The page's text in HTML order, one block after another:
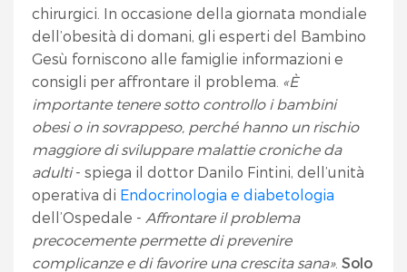
chirurgici. In occasione della giornata mondiale
dell’obesità di domani, gli esperti del Bambino
Gesù forniscono alle famiglie informazioni e
consigli per affrontare il problema. «È
importante tenere sotto controllo i bambini
obesi o in sovrappeso, perché hanno un rischio
maggiore di sviluppare malattie croniche da
adulti- spiega il dottor Danilo Fintini, dell’unità
operativa di Endocrinologia e diabetologia
dell’Ospedale - Affrontare il problema
precocemente permette di prevenire
complicanze e di favorire una crescita sana». Solo